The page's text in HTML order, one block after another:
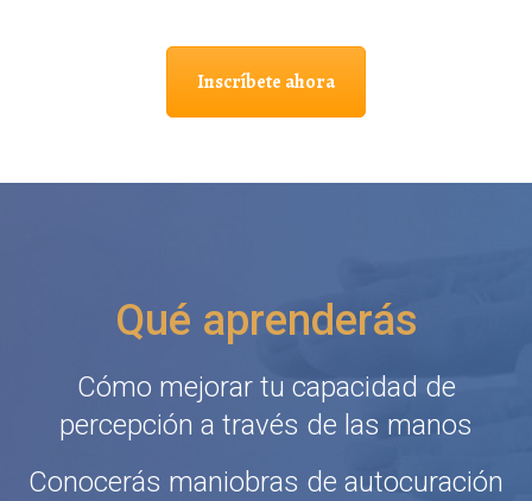
Inscríbete ahora
Qué aprenderás
Cómo mejorar tu capacidad de
percepción a través de las manos
Conocerás maniobras de autocuración